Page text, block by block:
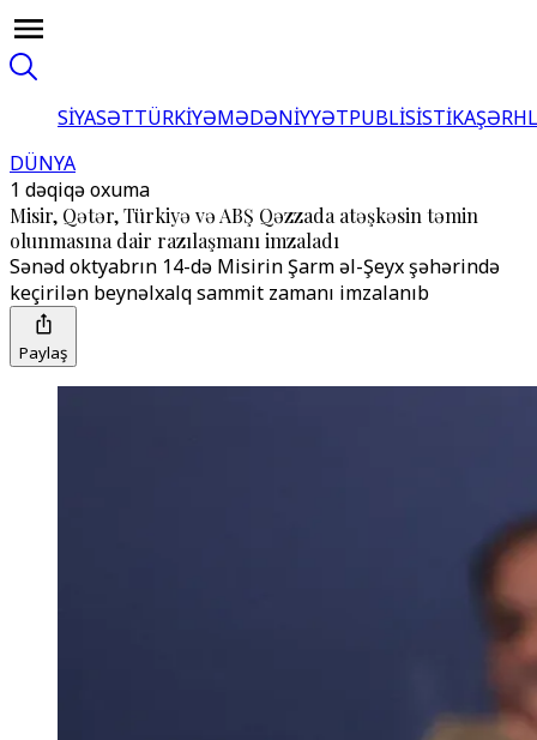
SİYASƏTTÜRKİYƏMƏDƏNİYYƏTPUBLİSİSTİKA
DÜNYA
1 dəqiqə oxuma
Misir, Qətər, Türkiyə və ABŞ Qəzzada atəşkəsin təmin
olunmasına dair razılaşmanı imzaladı
Sənəd oktyabrın 14-də Misirin Şarm əl-Şeyx şəhərində
keçirilən beynəlxalq sammit zamanı imzalanıb
Paylaş